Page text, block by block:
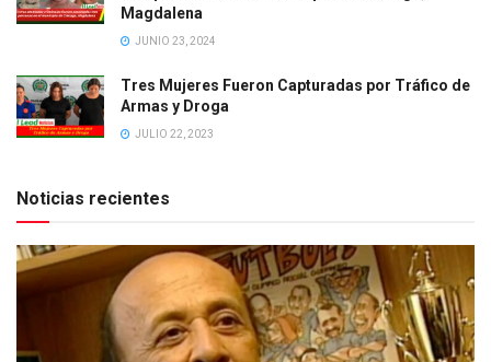
Magdalena
JUNIO 23, 2024
Tres Mujeres Fueron Capturadas por Tráfico de
Armas y Droga
JULIO 22, 2023
Noticias recientes